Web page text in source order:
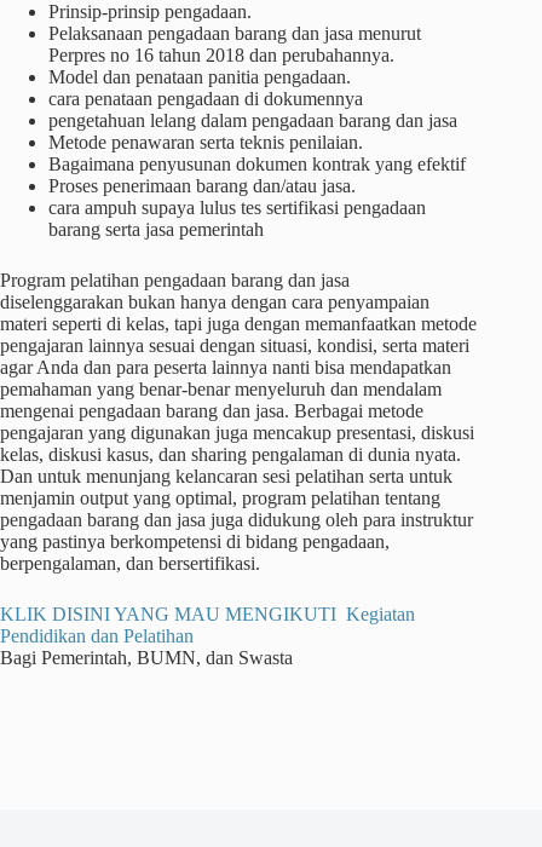
Prinsip-prinsip pengadaan.
Pelaksanaan pengadaan barang dan jasa menurut
Perpres no 16 tahun 2018 dan perubahannya.
Model dan penataan panitia pengadaan.
cara penataan pengadaan di dokumennya
pengetahuan lelang dalam pengadaan barang dan jasa
Metode penawaran serta teknis penilaian.
Bagaimana penyusunan dokumen kontrak yang efektif
Proses penerimaan barang dan/atau jasa.
cara ampuh supaya lulus tes sertifikasi pengadaan
barang serta jasa pemerintah
Program pelatihan pengadaan barang dan jasa
diselenggarakan bukan hanya dengan cara penyampaian
materi seperti di kelas, tapi juga dengan memanfaatkan metode
pengajaran lainnya sesuai dengan situasi, kondisi, serta materi
agar Anda dan para peserta lainnya nanti bisa mendapatkan
pemahaman yang benar-benar menyeluruh dan mendalam
mengenai pengadaan barang dan jasa. Berbagai metode
pengajaran yang digunakan juga mencakup presentasi, diskusi
kelas, diskusi kasus, dan sharing pengalaman di dunia nyata.
Dan untuk menunjang kelancaran sesi pelatihan serta untuk
menjamin output yang optimal, program pelatihan tentang
pengadaan barang dan jasa juga didukung oleh para instruktur
yang pastinya berkompetensi di bidang pengadaan,
berpengalaman, dan bersertifikasi.
KLIK DISINI YANG MAU MENGIKUTI Kegiatan
Pendidikan dan Pelatihan
Bagi Pemerintah, BUMN, dan Swasta